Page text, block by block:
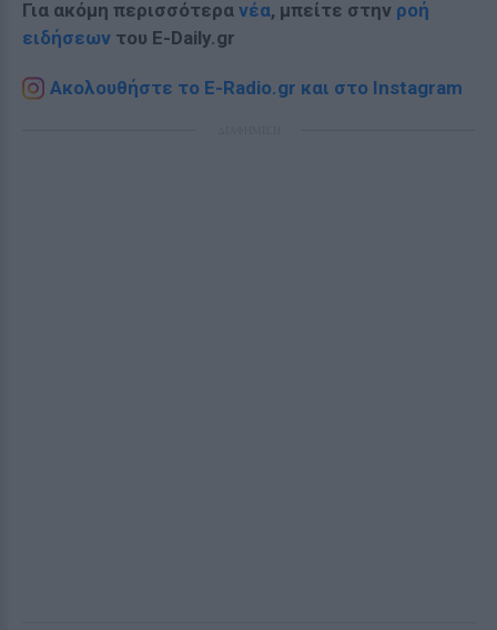
Για ακόμη περισσότερα νέα, μπείτε στην ροή
ειδήσεων του E-Daily.gr
Ακολουθήστε το E-Radio.gr και στο Instagram